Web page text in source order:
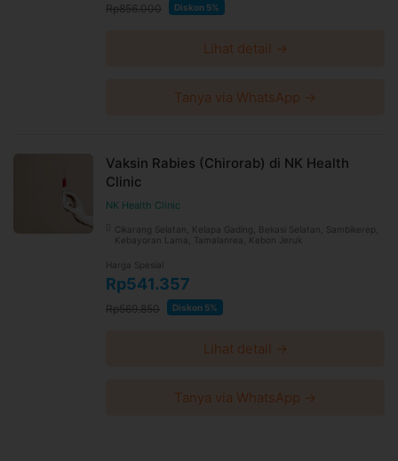
Rp856.000 Diskon 5%
Lihat detail →
Tanya via WhatsApp →
Vaksin Rabies (Chirorab) di NK Health
Clinic
NK Health Clinic
Cikarang Selatan, Kelapa Gading, Bekasi Selatan, Sambikerep,
Kebayoran Lama, Tamalanrea, Kebon Jeruk
Harga Spesial
Rp541.357
Rp569.850 Diskon 5%
Lihat detail →
Tanya via WhatsApp →